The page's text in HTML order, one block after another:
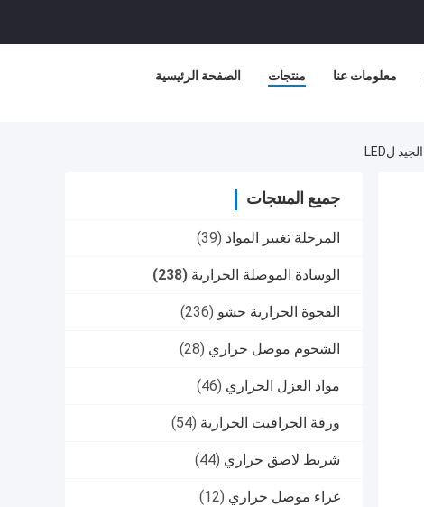
الصفحة الرئيسية منتجات معلومات عنا
جميع المنتجات
المرحلة تغيير المواد (39)
الوسادة الموصلة الحرارية (238)
الفجوة الحرارية حشو (236)
الشحوم موصل حراري (28)
مواد العزل الحراري (46)
ورقة الجرافيت الحرارية (54)
شريط لاصق حراري (44)
غراء موصل حراري (12)